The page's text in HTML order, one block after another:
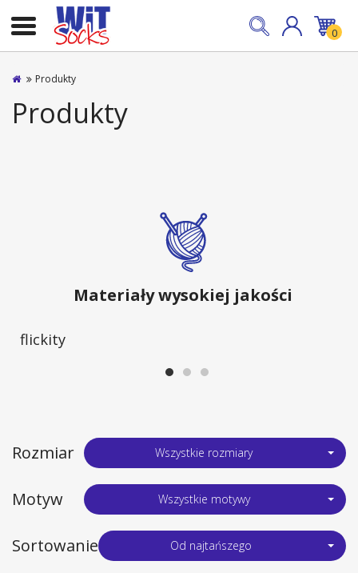
0
Produkty
Produkty
Materiały wysokiej jakości
Rozmiar Wszystkie rozmiary
Motyw Wszystkie motywy
Sortowanie Od najtańszego